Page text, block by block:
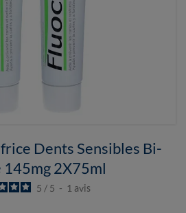
Dents Sensibles Bi-
145mg 2X75ml
5 / 5 - 1 avis